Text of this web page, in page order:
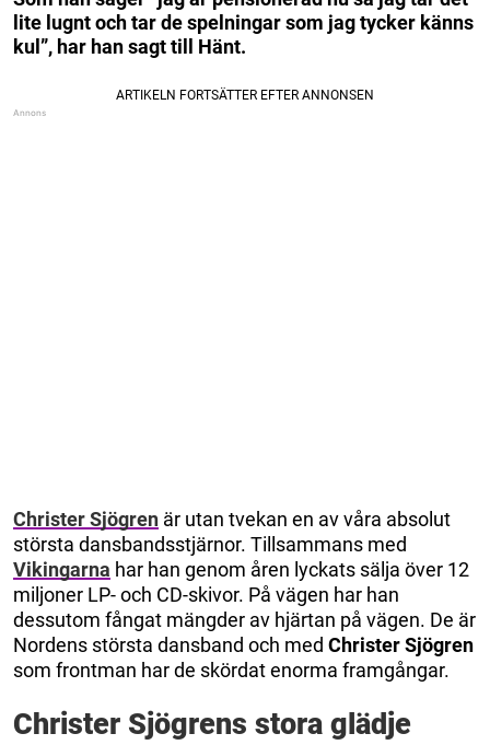
lite lugnt och tar de spelningar som jag tycker känns
kul”, har han sagt till Hänt.
Christer Sjögren är utan tvekan en av våra absolut
största dansbandsstjärnor. Tillsammans med
Vikingarna har han genom åren lyckats sälja över 12
miljoner LP- och CD-skivor. På vägen har han
dessutom fångat mängder av hjärtan på vägen. De är
Nordens största dansband och med Christer Sjögren
som frontman har de skördat enorma framgångar.
Christer Sjögrens stora glädje